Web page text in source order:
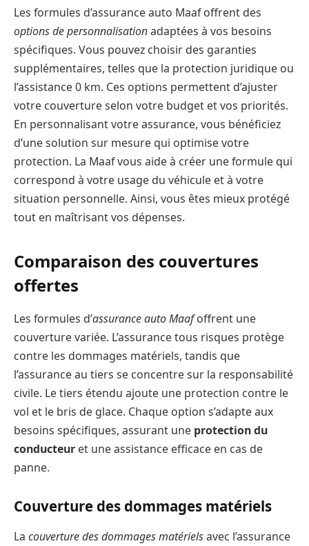
Les formules d’assurance auto Maaf offrent des
options de personnalisationadaptées à vos besoins
spécifiques. Vous pouvez choisir des garanties
supplémentaires, telles que la protection juridique ou
l’assistance 0 km. Ces options permettent d’ajuster
votre couverture selon votre budget et vos priorités.
En personnalisant votre assurance, vous bénéficiez
d’une solution sur mesure qui optimise votre
protection. La Maaf vous aide à créer une formule qui
correspond à votre usage du véhicule et à votre
situation personnelle. Ainsi, vous êtes mieux protégé
tout en maîtrisant vos dépenses.
Comparaison des couvertures
offertes
Les formules d’assurance auto Maafoffrent une
couverture variée. L’assurance tous risques protège
contre les dommages matériels, tandis que
l’assurance au tiers se concentre sur la responsabilité
civile. Le tiers étendu ajoute une protection contre le
vol et le bris de glace. Chaque option s’adapte aux
besoins spécifiques, assurant une protection du
conducteur et une assistance efficace en cas de
panne.
Couverture des dommages matériels
La couverture des dommages matérielsavec l’assurance